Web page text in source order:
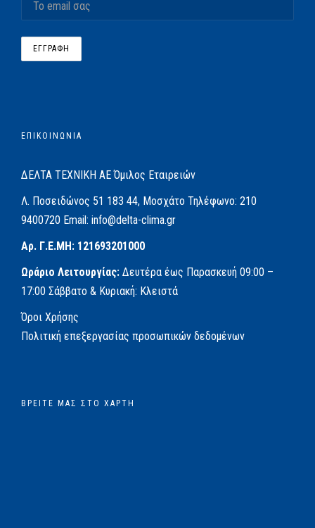
ΕΠΙΚΟΙΝΩΝΙΑ
ΔΕΛΤΑ ΤΕΧΝΙΚΗ ΑΕΌμιλος Εταιρειών
Λ. Ποσειδώνος 51 183 44, Μοσχάτο Τηλέφωνο: 210
9400720 Email: info@delta-clima.gr
Αρ. Γ.Ε.ΜΗ: 121693201000
Ωράριο Λειτουργίας: Δευτέρα έως Παρασκευή 09:00 –
17:00 Σάββατο & Κυριακή: Κλειστά
Όροι Χρήσης
Πολιτική επεξεργασίας προσωπικών δεδομένων
ΒΡΕΊΤΕ ΜΑΣ ΣΤΟ ΧΆΡΤΗ